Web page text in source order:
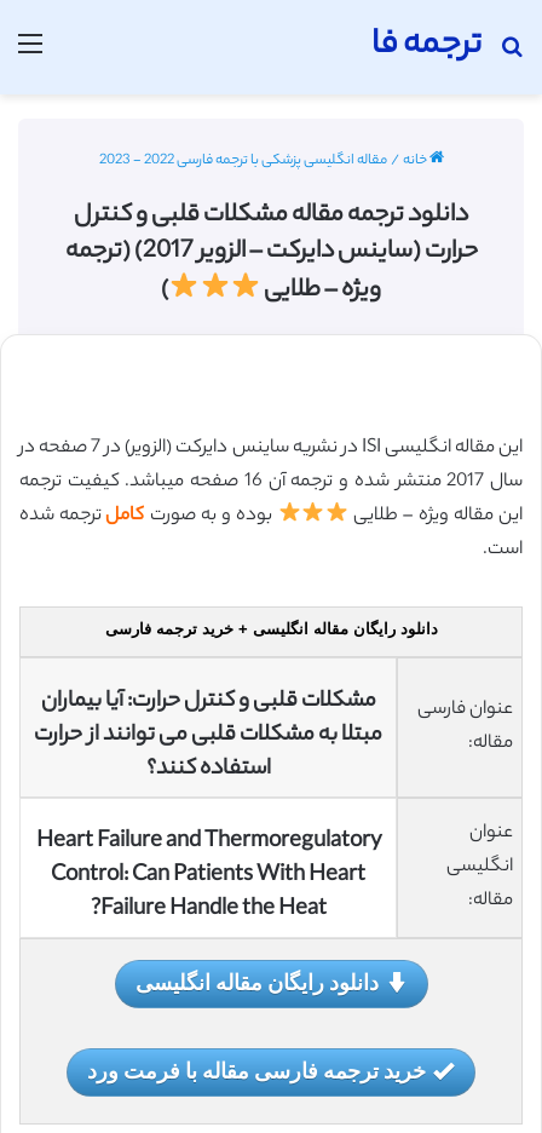
ترجمه فا
جستجو برای
خانه/مقاله انگلیسی پزشکی با ترجمه فارسی 2022 - 2023
دانلود ترجمه مقاله مشکلات قلبی و کنترل
حرارت (ساینس دایرکت – الزویر 2017) (ترجمه
ویژه – طلایی
)
این مقاله انگلیسی ISI در نشریه ساینس دایرکت (الزویر) در 7 صفحه در
سال 2017 منتشر شده و ترجمه آن 16 صفحه میباشد. کیفیت ترجمه
این مقاله ویژه – طلایی
بوده و به صورت کاملترجمه شده
است.
دانلود رایگان مقاله انگلیسی + خرید ترجمه فارسی
عنوان فارسی
مقاله:
مشکلات قلبی و کنترل حرارت: آیا بیماران
مبتلا به مشکلات قلبی می توانند از حرارت
استفاده کنند؟
عنوان
انگلیسی
مقاله:
Heart Failure and Thermoregulatory
Control: Can Patients With Heart
Failure Handle the Heat?
دانلود رایگان مقاله انگلیسی
خرید ترجمه فارسی مقاله با فرمت ورد